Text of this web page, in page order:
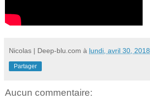
Nicolas | Deep-blu.com à lundi, avril 30, 2018
Partager
Aucun commentaire: